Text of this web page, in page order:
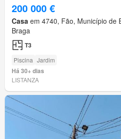
200 000 €
Casa em 4740, Fão, Município de
Braga
T3
Piscina Jardim
Há 30+ dias
LISTANZA